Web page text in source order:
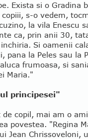
Exista si o Gradina
s-o vedem,
la vila Enescu
ca, prin anii 30,
Si oamenii
pana la Peles sau la
frumoasa, si
Maria."
principesei"
de copil, mai am o
povestea. "Regina
Jean Chrissoveloni,